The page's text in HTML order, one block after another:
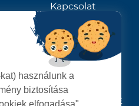
HIVATAL
CORP M, 440026 SATU MARE
Kapcsolat
KÖVESSENEK
használunk a
biztosítása
elfogadása"